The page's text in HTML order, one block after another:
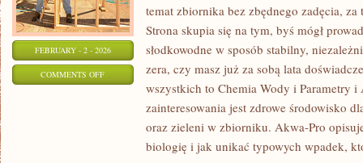
FEBRUARY - 2 - 2026
COMMENTS OFFON
temat zbiornika bez zbędnego zadęcia,
Strona skupia się na tym, byś mógł
słodkowodne w sposób stabilny,
zera, czy masz już za sobą lata
wszystkich to Chemia Wody i Parametry
zainteresowania jest zdrowe środowisko
oraz zieleni w zbiorniku. Akwa-Pro
biologię i jak unikać typowych wpadek,